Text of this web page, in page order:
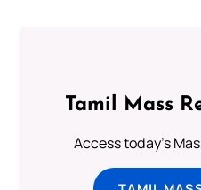
Tamil Mass
Access today's